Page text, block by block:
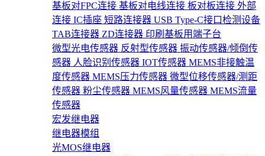
基板对FPC连接 基板对电线连接 板对板连接 外部
连接 IC插座 短路连接器 USB Type-C接口检测设备
TAB连接器 ZD连接器 印刷基板用端子台
微型光电传感器 反射型传感器 振动传感器/倾倒传
感器 人脸识别传感器 IOT传感器 MEMS非接触温
度传感器 MEMS压力传感器 微型位移传感器/测距
传感器 粉尘传感器 MEMS风量传感器 MEMS流量
传感器
宏发继电器
继电器模组
光MOS继电器